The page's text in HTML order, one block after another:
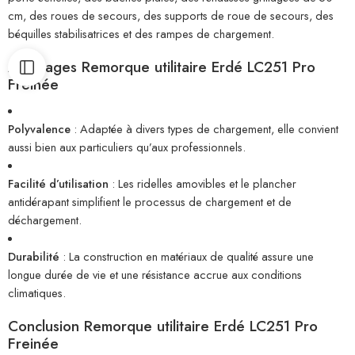
cm, des roues de secours, des supports de roue de secours, des
béquilles stabilisatrices et des rampes de chargement.
Avantages Remorque utilitaire Erdé LC251 Pro
Freinée
Polyvalence : Adaptée à divers types de chargement, elle convient
aussi bien aux particuliers qu’aux professionnels.
Facilité d’utilisation : Les ridelles amovibles et le plancher
antidérapant simplifient le processus de chargement et de
déchargement.
Durabilité : La construction en matériaux de qualité assure une
longue durée de vie et une résistance accrue aux conditions
climatiques.
Conclusion Remorque utilitaire Erdé LC251 Pro
Freinée